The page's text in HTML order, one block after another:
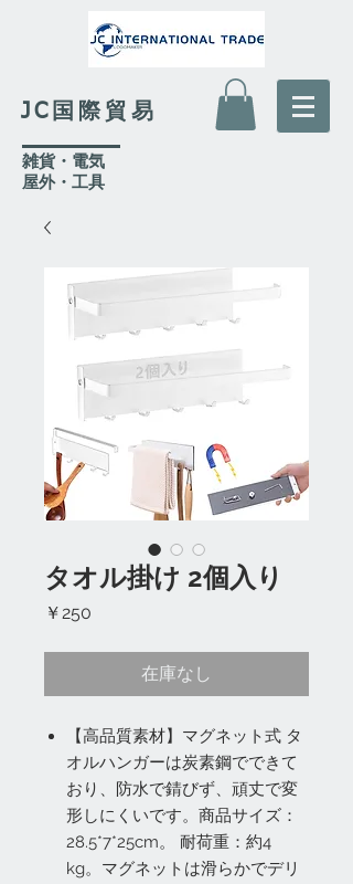
JC国際貿易
​雑貨・電気
​屋外・工具
タオル掛け 2個入り
￥250
在庫なし
【高品質素材】マグネット式 タ
オルハンガーは炭素鋼でできて
おり、防水で錆びず、頑丈で変
形しにくいです。商品サイズ：
28.5*7*25cm。 耐荷重：約4
kg。マグネットは滑らかでデリ